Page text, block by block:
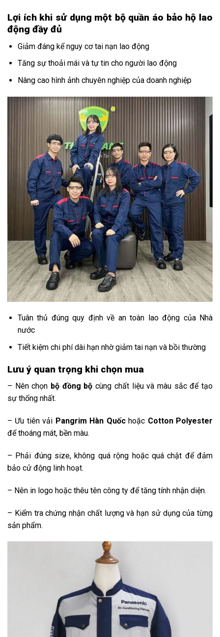
Lợi ích khi sử dụng một bộ quần áo bảo hộ lao
động đầy đủ
Giảm đáng kể nguy cơ tai nạn lao động
Tăng sự thoải mái và tự tin cho người lao động
Nâng cao hình ảnh chuyên nghiệp của doanh nghiệp
Tuân thủ đúng quy định về an toàn lao động của Nhà
nước
Tiết kiệm chi phí dài hạn nhờ giảm tai nạn và bồi thường
Lưu ý quan trọng khi chọn mua
– Nên chọn bộ đồng bộ cùng chất liệu và màu sắc để tạo
sự thống nhất.
– Ưu tiên vải Pangrim Hàn Quốchoặc Cotton Polyester
để thoáng mát, bền màu.
– Phải đúng size, không quá rộng hoặc quá chật để đảm
bảo cử động linh hoạt.
– Nên in logo hoặc thêu tên công ty để tăng tính nhận diện.
– Kiểm tra chứng nhận chất lượng và hạn sử dụng của từng
sản phẩm.